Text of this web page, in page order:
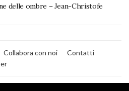
delle ombre – Jean-Christofe
Collabora con noi
Contatti